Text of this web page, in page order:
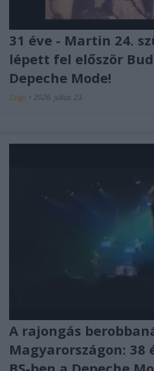
31 éve - Martin 24.
lépett fel először
Depeche Mode!
Szigi. • 2026. július 23.
A rajongás
Magyarországon: 38